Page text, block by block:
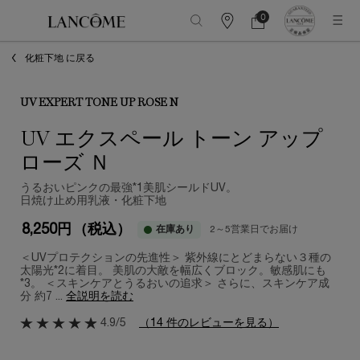
カ
カ
ー
0
0 カート内の製品
化粧下地 に戻る
UV EXPERT TONE UP ROSE N
UV エクスペール トーン アップ
ローズ Ｎ
うるおいピンクの最強*1美肌シールドUV。
日焼け止め用乳液・化粧下地​
8,250円 （税込） 在庫あり 2～5営業日でお届け
＜UVプロテクションの先進性＞ 紫外線にとどまらない３種の
太陽光*2に着目。 美肌の大敵を幅広くブロック。敏感肌にも
*3。 ＜スキンケアとうるおいの追求＞ さらに、スキンケア成
分 約7 ... 全説明を読む
4.9/5 （14 件のレビューを見る）